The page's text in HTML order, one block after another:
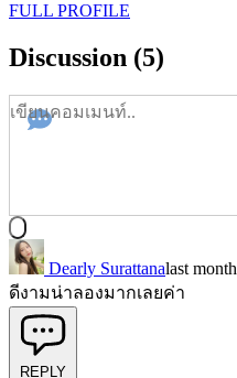
FULL PROFILE
Discussion (5)
Dearly Surattanalast month
ดีงามน่าลองมากเลยค่า
REPLY